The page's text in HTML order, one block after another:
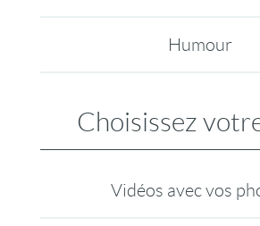
Humour
Choisissez
Vidéos avec vos